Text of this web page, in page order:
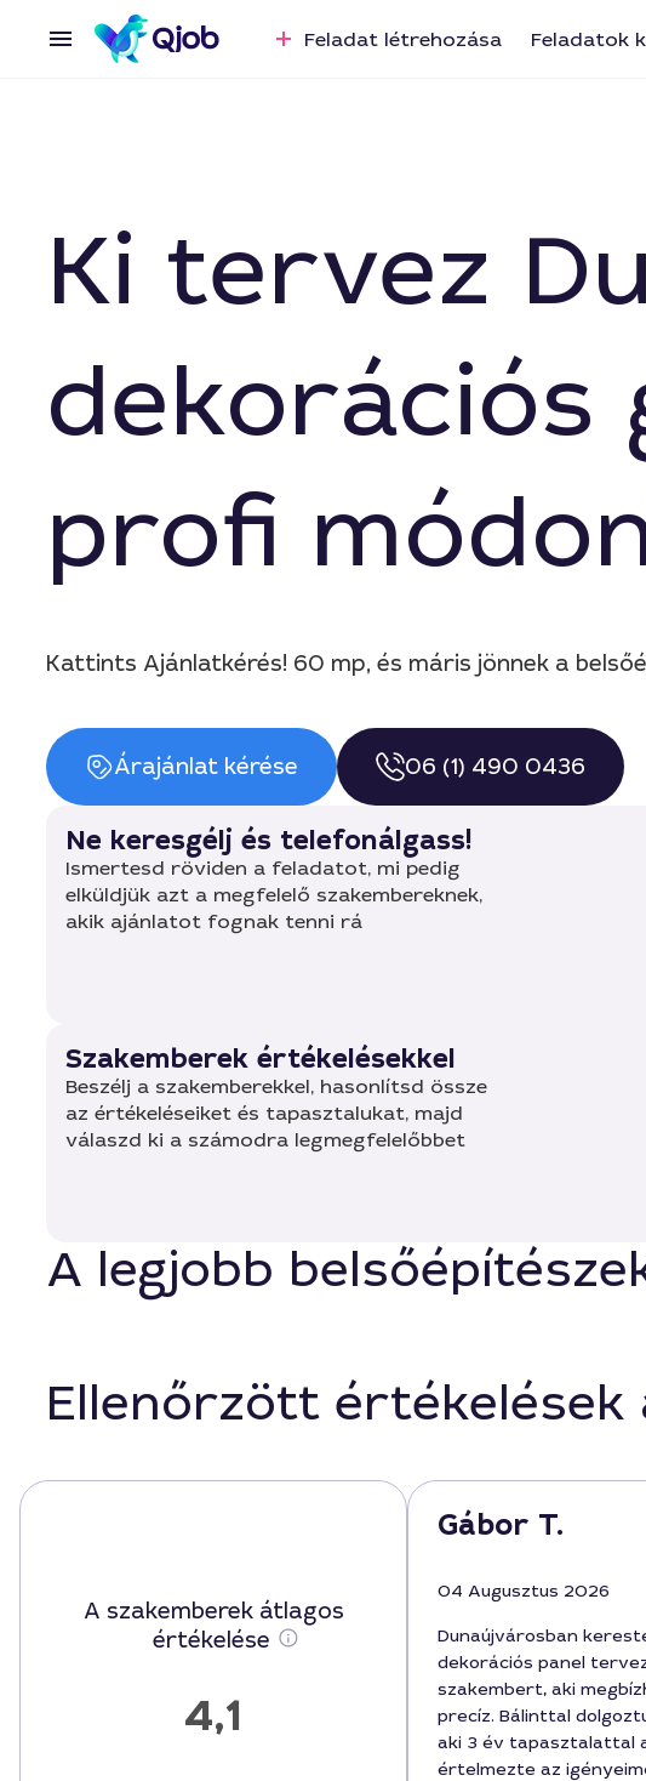
Feladat létrehozása Feladatok
Ki tervez
dekorációs
profi
Kattints Ajánlatkérés! 60 mp, és máris jönnek a
Árajánlat kérése 06 (1) 490 0436
Ne keresgélj és telefonálgass!
Ismertesd röviden a feladatot, mi pedig
elküldjük azt a megfelelő szakembereknek,
akik ajánlatot fognak tenni rá
Szakemberek értékelésekkel
Beszélj a szakemberekkel, hasonlítsd össze
az értékeléseiket és tapasztalukat, majd
válaszd ki a számodra legmegfelelőbbet
A legjobb
Ellenőrzött értékelések
A szakemberek átlagos
értékelése
4,1
Gábor T.
04 Augusztus 2026
Dunaújvárosban
dekorációs panel
szakembert, aki
precíz. Bálinttal
aki 3 év tapasztalattal
értelmezte az